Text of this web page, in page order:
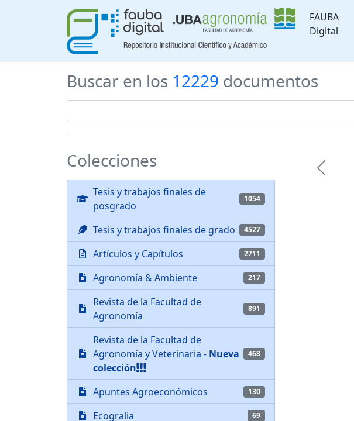
FAUBA
Digital
Buscar en los 12229 documentos
Colecciones
Tesis y trabajos finales de
posgrado
1054
Tesis y trabajos finales de grado 4527
Artículos y Capítulos 2711
Agronomía & Ambiente 217
Revista de la Facultad de
Agronomía
891
Revista de la Facultad de
Agronomía y Veterinaria - Nueva
colección
468
Apuntes Agroeconómicos 130
Ecogralia 69
Previous